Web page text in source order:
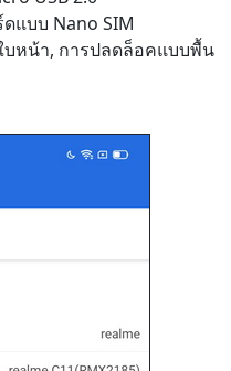
แบบ Nano SIM
หน้า, การปลดล็อคแบบพื้น